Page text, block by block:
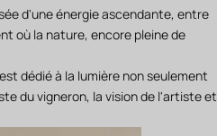
d'une énergie ascendante, entre
où la nature, encore pleine de
dédié à la lumière non seulement
du vigneron, la vision de l'artiste et